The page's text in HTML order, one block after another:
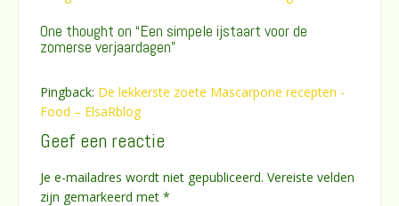
navigatie
One thought on “Een simpele ijstaart voor de
zomerse verjaardagen”
Pingback: De lekkerste zoete Mascarpone recepten -
Food – ElsaRblog
Geef een reactie
Je e-mailadres wordt niet gepubliceerd. Vereiste velden
zijn gemarkeerd met *